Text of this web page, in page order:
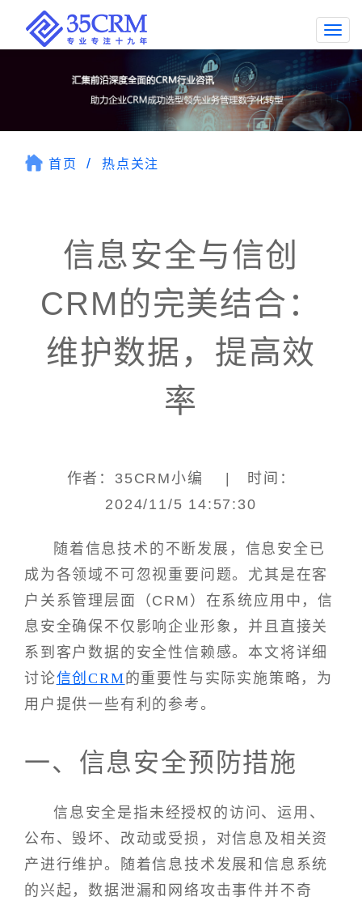
首页 热点关注
信息安全与信创
CRM的完美结合：
维护数据，提高效
率
作者：35CRM小编 | 时间：
2024/11/5 14:57:30
随着信息技术的不断发展，信息安全已
成为各领域不可忽视重要问题。尤其是在客
户关系管理层面（CRM）在系统应用中，信
息安全确保不仅影响企业形象，并且直接关
系到客户数据的安全性信赖感。本文将详细
讨论信创CRM的重要性与实际实施策略，为
用户提供一些有利的参考。
一、信息安全预防措施
信息安全是指未经授权的访问、运用、
公布、毁坏、改动或受损，对信息及相关资
产进行维护。随着信息技术发展和信息系统
的兴起，数据泄漏和网络攻击事件并不奇